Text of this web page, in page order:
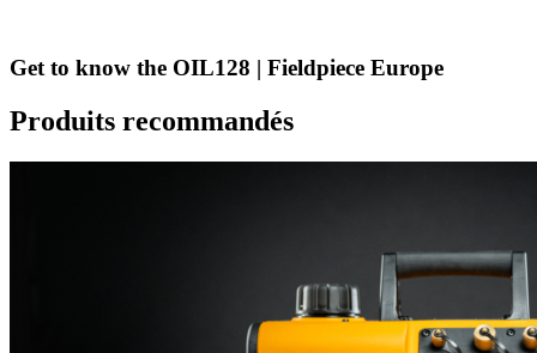
Get to know the OIL128 | Fieldpiece Europe
Produits recommandés